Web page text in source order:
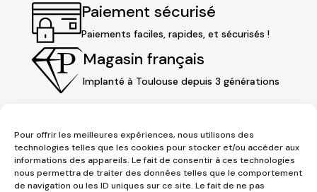
Pour offrir les meilleures expériences, nous utilisons des
technologies telles que les cookies pour stocker et/ou accéder aux
informations des appareils. Le fait de consentir à ces technologies
nous permettra de traiter des données telles que le comportement
de navigation ou les ID uniques sur ce site. Le fait de ne pas
Paiement sécurisé
Paiements faciles, rapides, et sécurisés !
Magasin français
Implanté à Toulouse depuis 3 générations